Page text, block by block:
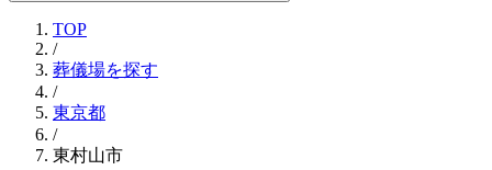
TOP
/
葬儀場を探す
/
東京都
/
東村山市